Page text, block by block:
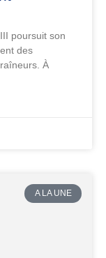
poursuit son
des
À
A LA UNE